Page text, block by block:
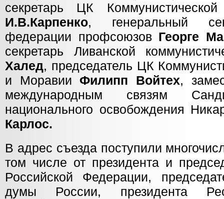
секретарь ЦК
И.В.Карпенко, генеральный
федерации профсоюзов Георге
секретарь Ливанской
Халед, председатель ЦК
и МоравииФилипп Войтех,
международным связям
национального освобождения
Карлос.
В адрес съезда поступили
том числе от президента и
Российской Федерации,
думы России, президента